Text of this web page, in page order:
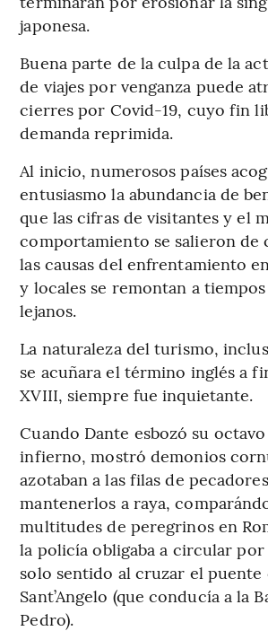
japonesa.
Buena parte de la culpa de la
de viajes por venganza puede
cierres por Covid-19, cuyo fin
demanda reprimida.
Al inicio, numerosos países
entusiasmo la abundancia de
que las cifras de visitantes y el
comportamiento se salieron de
las causas del enfrentamiento
y locales se remontan a
lejanos.
La naturaleza del turismo,
se acuñara el término inglés a
XVIII, siempre fue inquietante.
Cuando Dante esbozó su
infierno, mostró demonios
azotaban a las filas de
mantenerlos a raya,
multitudes de peregrinos en
la policía obligaba a circular
solo sentido al cruzar el puente
Sant’Angelo (que conducía a la
Pedro).